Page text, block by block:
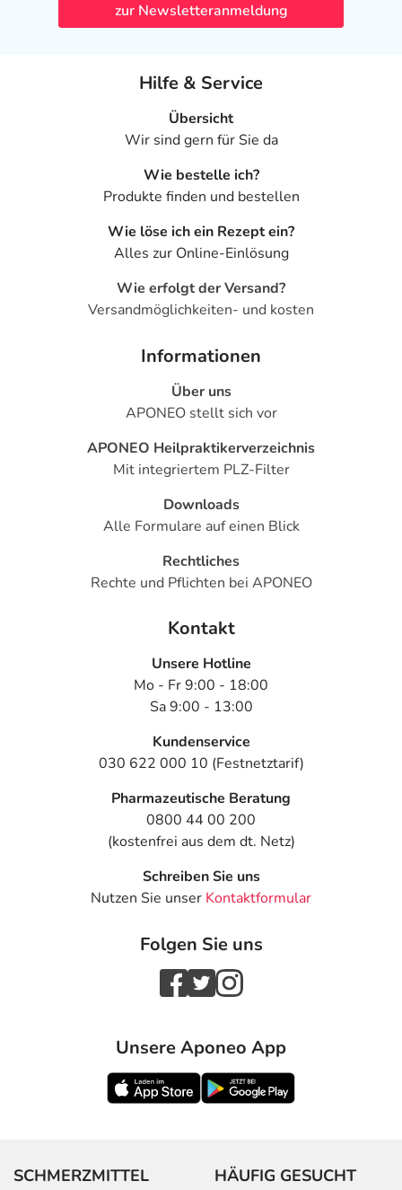
zur Newsletteranmeldung
Hilfe & Service
Übersicht
Wir sind gern für Sie da
Wie bestelle ich?
Produkte finden und bestellen
Wie löse ich ein Rezept ein?
Alles zur Online-Einlösung
Wie erfolgt der Versand?
Versandmöglichkeiten- und kosten
Informationen
Über uns
APONEO stellt sich vor
APONEO Heilpraktikerverzeichnis
Mit integriertem PLZ-Filter
Downloads
Alle Formulare auf einen Blick
Rechtliches
Rechte und Pflichten bei APONEO
Kontakt
Unsere Hotline
Mo - Fr 9:00 - 18:00
Sa 9:00 - 13:00
Kundenservice
030 622 000 10 (Festnetztarif)
Pharmazeutische Beratung
0800 44 00 200
(kostenfrei aus dem dt. Netz)
Schreiben Sie uns
Nutzen Sie unser Kontaktformular
Folgen Sie uns
Unsere Aponeo App
SCHMERZMITTEL HÄUFIG GESUCHT